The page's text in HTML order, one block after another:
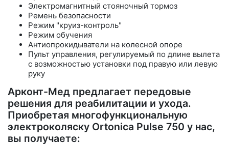
Электромагнитный стояночный тормоз
Ремень безопасности
Режим "круиз-контроль"
Режим обучения
Антиопрокидыватели на колесной опоре
Пульт управления, регулируемый по длине вылета
с возможностью установки под правую или левую
руку
Арконт-Мед предлагает передовые
решения для реабилитации и ухода.
Приобретая многофункциональную
электроколяску Ortonica Pulse 750 у нас,
вы получаете: